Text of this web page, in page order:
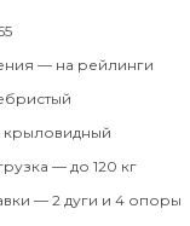
— на рейлинги
— до 120 кг
— 2 дуги и 4 опоры